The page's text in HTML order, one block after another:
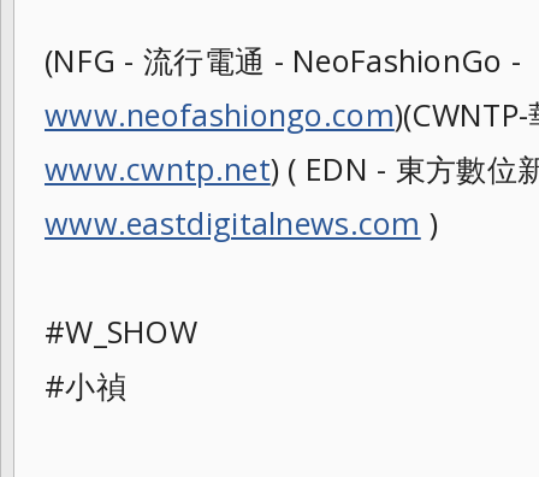
(NFG - 流行電通 - NeoFashionGo -
www.neofashiongo.com)(CWNTP-
www.cwntp.net) ( EDN - 東方數位
www.eastdigitalnews.com )
#W_SHOW
#小禎